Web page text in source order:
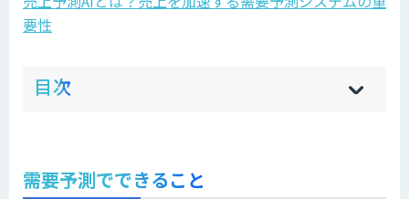
要性
目次 hi
]
sh
]
需要予測でできること